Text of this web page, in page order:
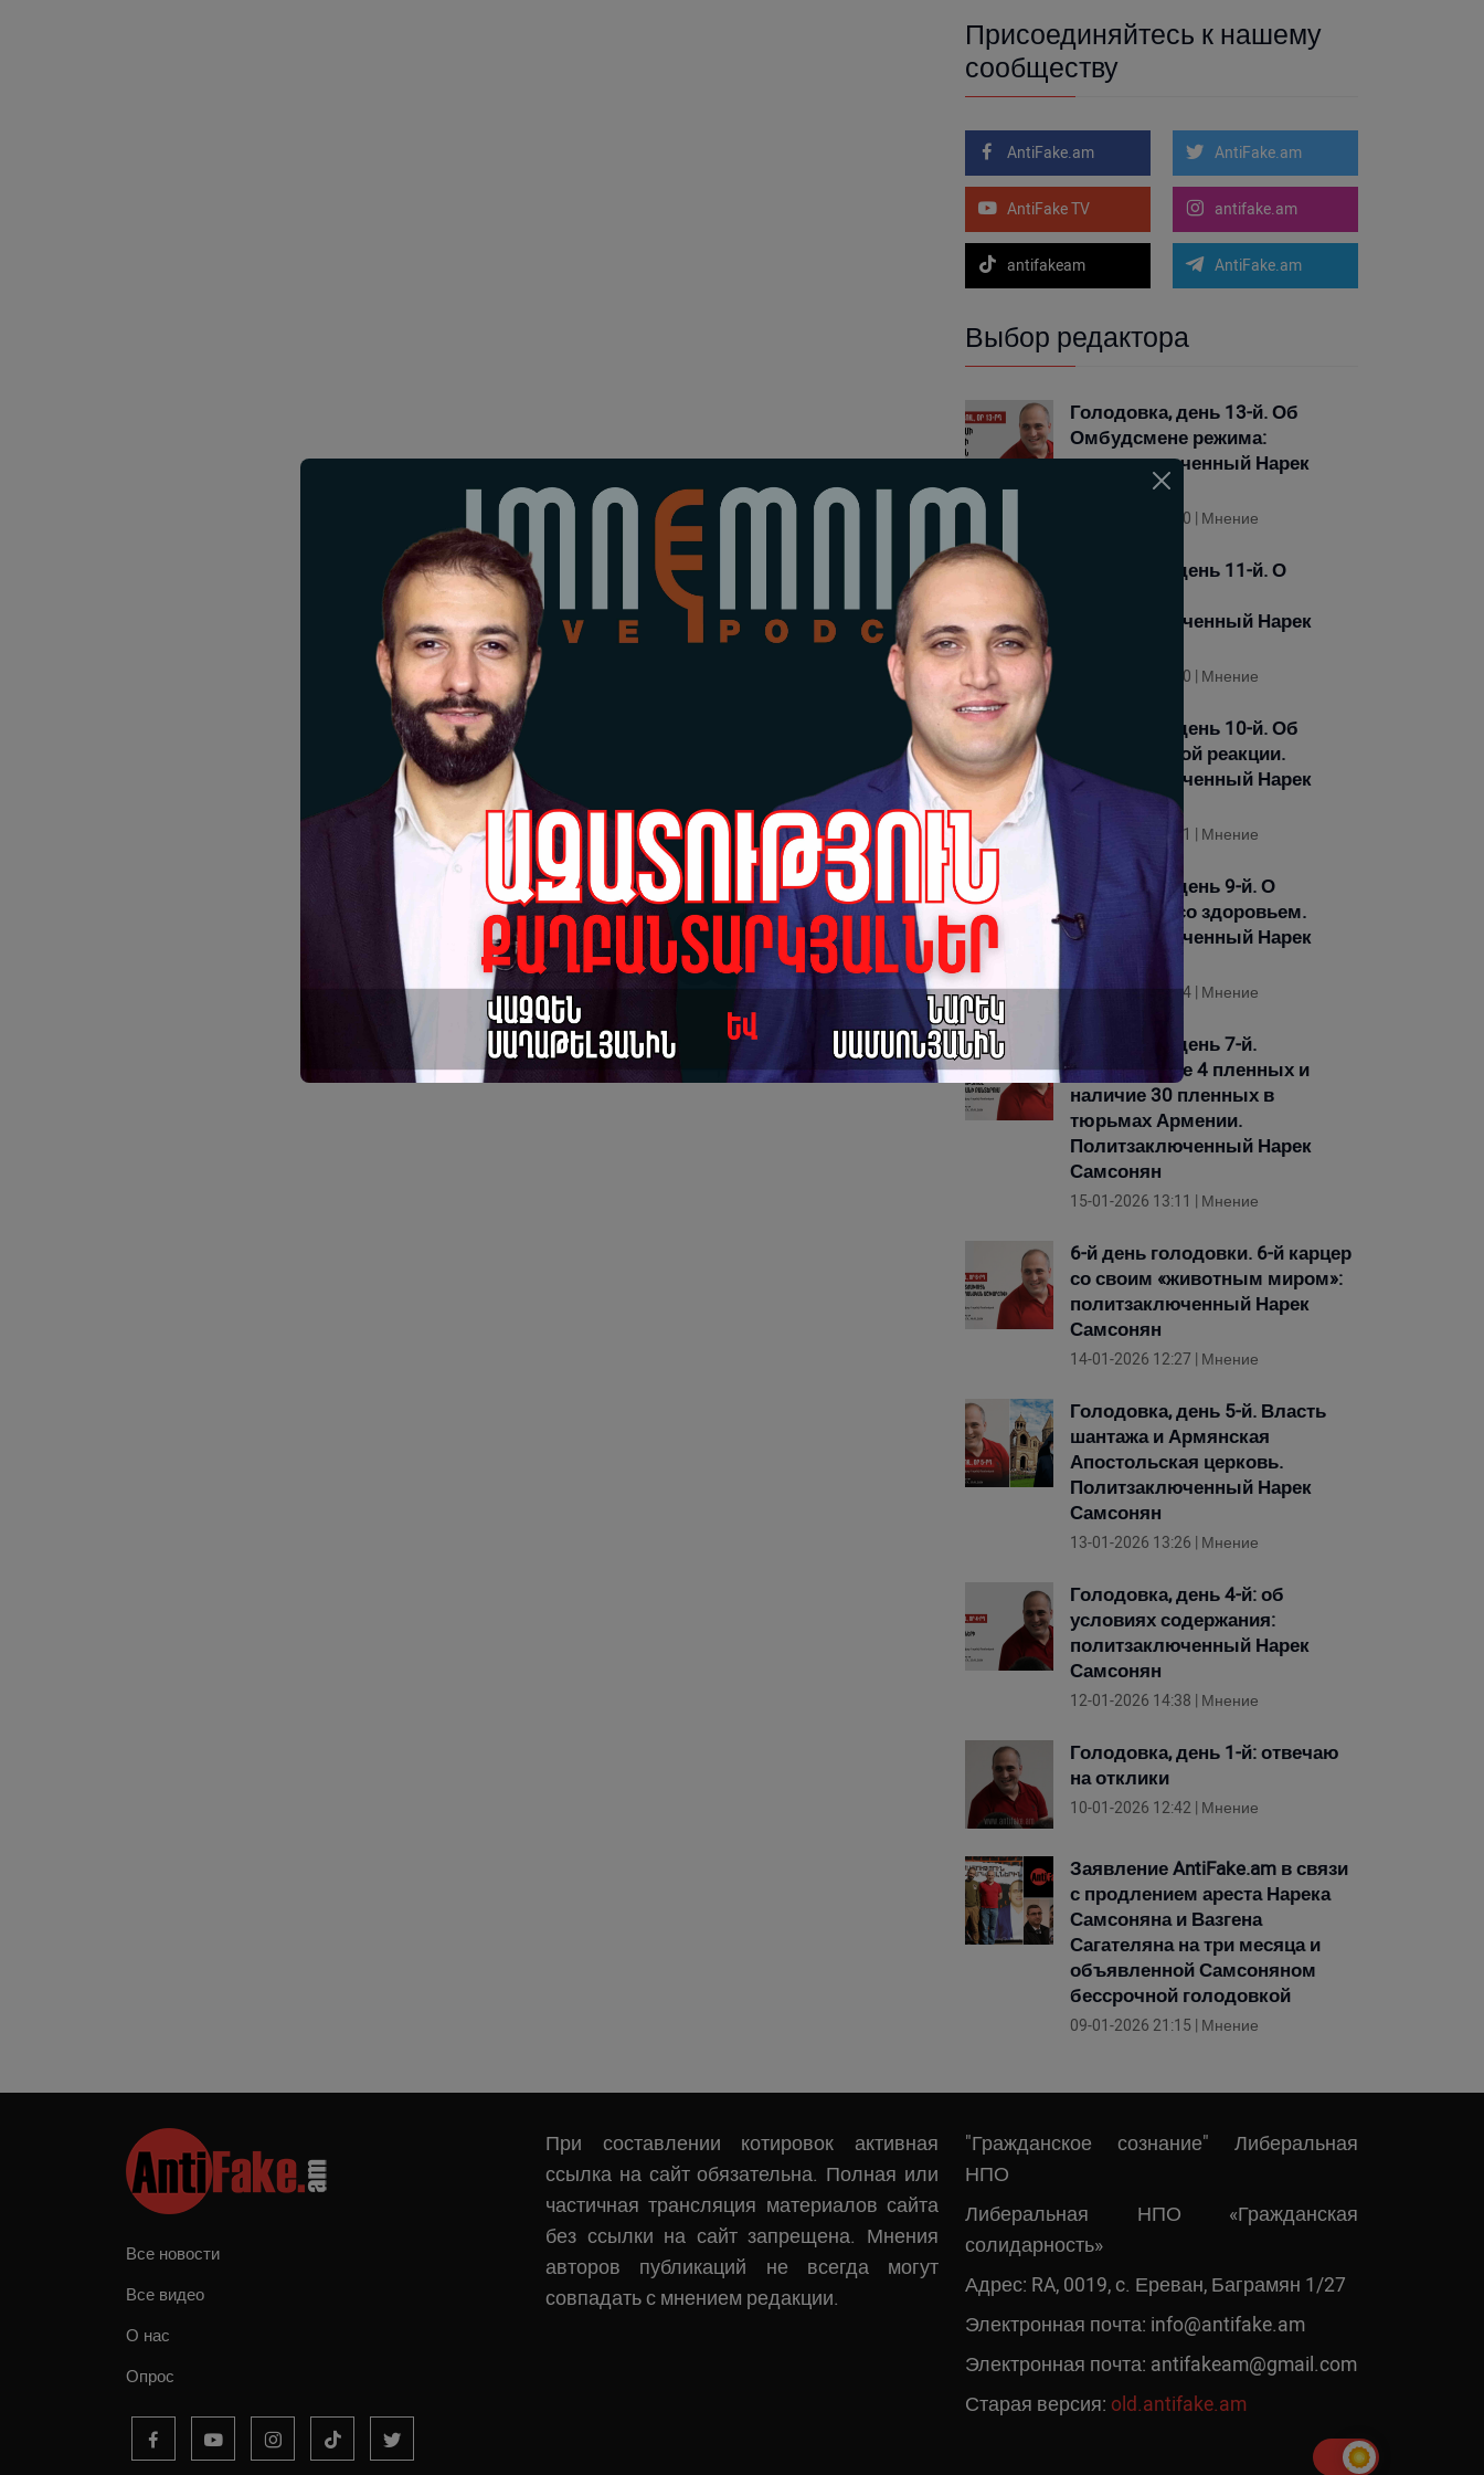
Присоединяйтесь к нашему
сообществу
AntiFake.am AntiFake.am
AntiFake TV antifake.am
antifakeam AntiFake.am
Выбор редактора
Голодовка, день 13-й. Об
Омбудсмене режима:
политзаключенный Нарек
Самсонян
21-01-2026 12:00 | Мнение
Голодовка, день 11-й. О
Политзаключенный Нарек
19-01-2026 10:20 | Мнение
Голодовка, день 10-й. Об
общественной реакции.
Политзаключенный Нарек
18-01-2026 12:21 | Мнение
Голодовка, день 9-й. О
проблемах со здоровьем.
Политзаключенный Нарек
Самсонян
17-01-2026 11:54 | Мнение
Голодовка, день 7-й.
Возвращение 4 пленных и
наличие 30 пленных в
тюрьмах Армении.
Политзаключенный Нарек
Самсонян
15-01-2026 13:11 | Мнение
6-й день голодовки. 6-й карцер
со своим «животным миром»:
политзаключенный Нарек
Самсонян
14-01-2026 12:27 | Мнение
Голодовка, день 5-й. Власть
шантажа и Армянская
Апостольская церковь.
Политзаключенный Нарек
Самсонян
13-01-2026 13:26 | Мнение
Голодовка, день 4-й: об
условиях содержания:
политзаключенный Нарек
Самсонян
12-01-2026 14:38 | Мнение
Голодовка, день 1-й: отвечаю
на отклики
10-01-2026 12:42 | Мнение
Заявление AntiFake.am в связи
с продлением ареста Нарека
Самсоняна и Вазгена
Сагателяна на три месяца и
объявленной Самсоняном
бессрочной голодовкой
09-01-2026 21:15 | Мнение
Все новости
Все видео
О нас
Опрос
При составлении котировок активная
ссылка на сайт обязательна. Полная или
частичная трансляция материалов сайта
без ссылки на сайт запрещена. Мнения
авторов публикаций не всегда могут
совпадать с мнением редакции.
"Гражданское сознание" Либеральная
НПО
Либеральная НПО «Гражданская
солидарность»
Адрес: RA, 0019, c. Ереван, Баграмян 1/27
Электронная почта: info@antifake.am
Электронная почта: antifakeam@gmail.com
Старая версия: old.antifake.am